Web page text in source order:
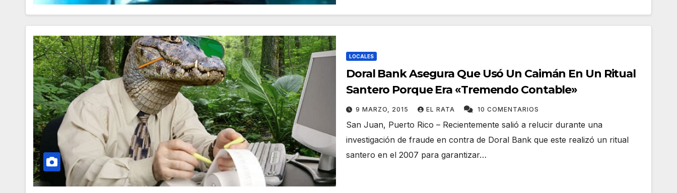
LOCALES
Doral Bank Asegura Que Usó Un Caimán En Un Ritual
Santero Porque Era «Tremendo Contable»
9 MARZO, 2015 EL RATA 10 COMENTARIOS
San Juan, Puerto Rico – Recientemente salió a relucir durante una
investigación de fraude en contra de Doral Bank que este realizó un ritual
santero en el 2007 para garantizar…